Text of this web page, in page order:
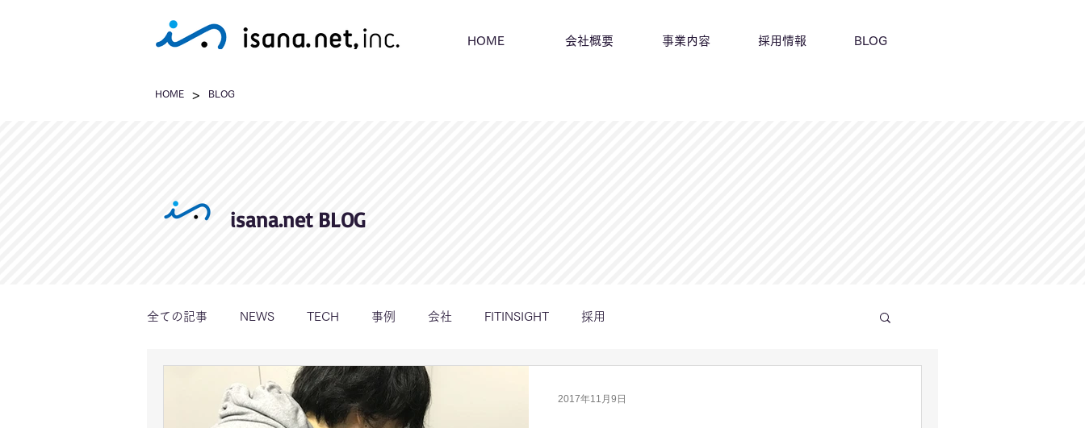
HOME 会社概要 事業内容 採用情報 BLOG
isana.net BLOG
全ての記事 NEWS TECH 事例 会社 FITINSIGHT 採用
2017年11月9日
HOME > BLOG